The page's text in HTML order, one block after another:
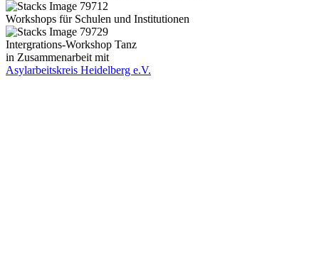
Workshops für Schulen und Institutionen
Intergrations-Workshop Tanz
in Zusammenarbeit mit
Asylarbeitskreis Heidelberg e.V.